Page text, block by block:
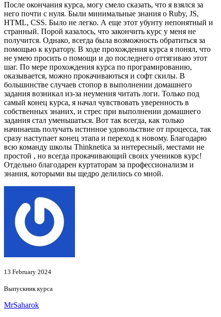
После окончания курса, могу смело сказать, что я взялся за
него почти с нуля. Были минимальные знания о Ruby, JS,
HTML, CSS. Было не легко. А еще этот убунту непонятный и
странный. Порой казалось, что закончить курс у меня не
получится. Однако, всегда была возможность обратиться за
помощью к куратору. В ходе прохождения курса я понял, что
не умею просить о помощи и до последнего оттягиваю этот
шаг. По мере прохождения курса по програмированию,
оказывается, можно прокачиваються и софт скилы. В
большинстве случаев стопор в выполнении домашнего
задания возникал из-за неумения читать логи. Только под
самый конец курса, я начал чувствовать уверенность в
собственных знаних, и стрес при выполнении домашнего
задания стал уменьшаться. Вот так всегда, как только
начинаешь получать истинное удовольствие от процесса, так
сразу наступает конец этапа и переход к новому. Благодарю
всю команду школы Thinknetica за интересный, местами не
простой , но всегда прокачивающий своих учеников курс!
Отдельно благодарен куртаторам за профессионализм и
знания, которыми вы щедро делились со мной.
13 February 2024
Выпускник курса
MrSaharok